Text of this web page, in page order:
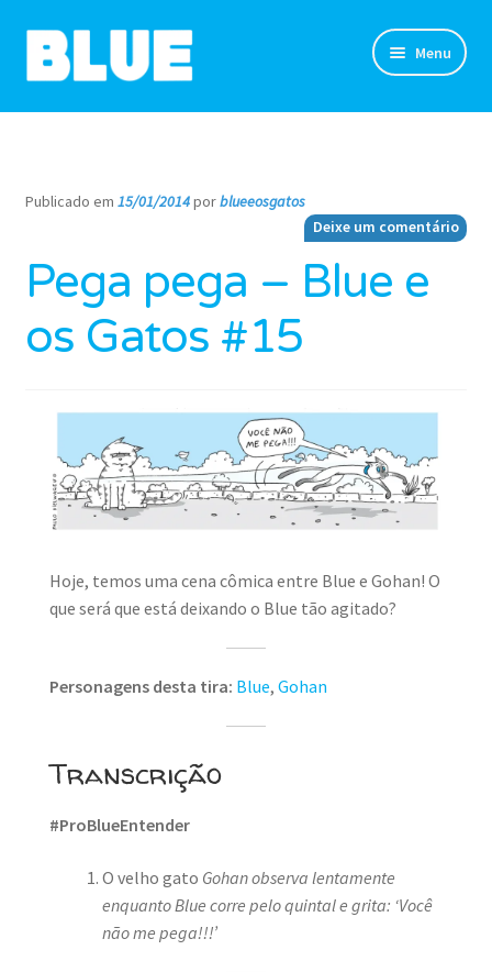
Pular
para
Pular
para
Menu
TIRINHAS
SOBRE
CLUBE DO BLUE
CONTATO
MINHA CONTA
CARRINHO
Search
Publicado em 15/01/2014porblueeosgatos
Deixe um comentário
Pega pega – Blue e
os Gatos #15
Hoje, temos uma cena cômica entre Blue e Gohan! O
que será que está deixando o Blue tão agitado?
Personagens desta tira: Blue, Gohan
Transcrição
#ProBlueEntender
O velho gato Gohan observa lentamente
enquanto Blue corre pelo quintal e grita: ‘Você
não me pega!!!’